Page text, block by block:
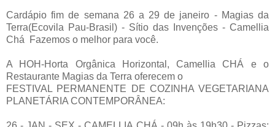
Cardápio fim de semana 26 a 29 de janeiro - Magias da
Terra(Ecovila Pau-Brasil) - Sítio das Invenções - Camellia
Chá
Fazemos o melhor para você.
A HOH-Horta Orgânica Horizontal, Camellia CHÁ e o
Restaurante Magias da Terra oferecem o
FESTIVAL PERMANENTE DE COZINHA VEGETARIANA
PLANETÁRIA CONTEMPORÂNEA: